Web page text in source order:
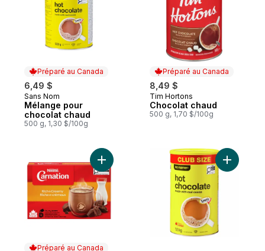
Préparé au Canada
6,49 $
Préparé au Canada
Sans Nom
Mélange pour
chocolat chaud
500 g, 1,30 $/100g
Préparé au Canada
8,49 $
Préparé au Canada
Tim Hortons
Chocolat chaud
500 g, 1,70 $/100g
Préparé au Canada
Ajouter Chocolat Chaud Riche EtAjouter